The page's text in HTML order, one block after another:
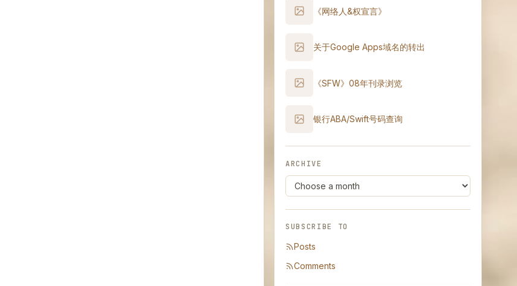
《网络人&权宣言》
关于Google Apps域名的转出
《SFW》08年刊录浏览
银行ABA/Swift号码查询
SUBSCRIBE TO
Posts
Comments
ARCHIVE